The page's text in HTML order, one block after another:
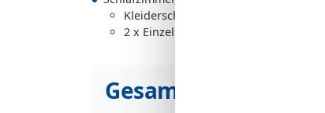
Kleiderschrank
2 x Einzelbett
Gesamte Ausstattung